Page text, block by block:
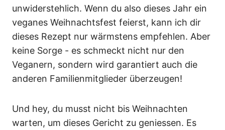
unwiderstehlich. Wenn du also dieses Jahr ein
veganes Weihnachtsfest feierst, kann ich dir
dieses Rezept nur wärmstens empfehlen. Aber
keine Sorge - es schmeckt nicht nur den
Veganern, sondern wird garantiert auch die
anderen Familienmitglieder überzeugen!
Und hey, du musst nicht bis Weihnachten
warten, um dieses Gericht zu geniessen. Es